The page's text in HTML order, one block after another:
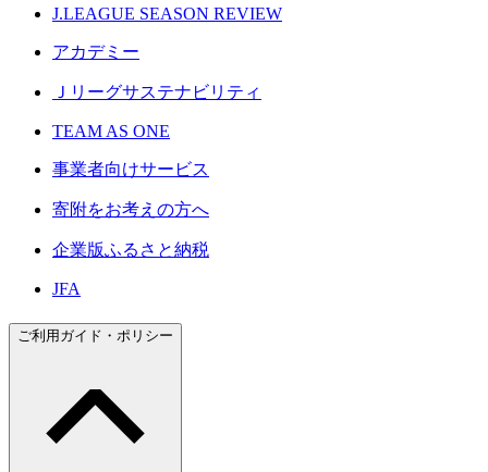
J.LEAGUE SEASON REVIEW
アカデミー
Ｊリーグサステナビリティ
TEAM AS ONE
事業者向けサービス
寄附をお考えの方へ
企業版ふるさと納税
JFA
ご利用ガイド・ポリシー